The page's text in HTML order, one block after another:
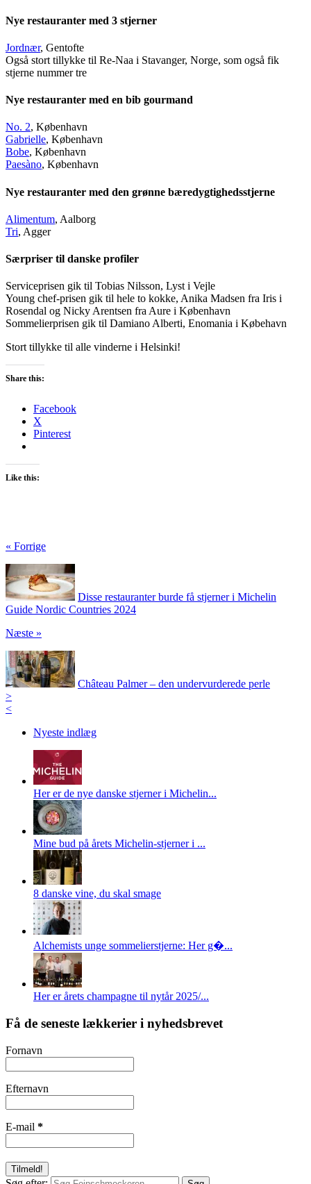
Nye restauranter med 3 stjerner
Jordnær, Gentofte
Også stort tillykke til Re-Naa i Stavanger, Norge, som også fik
stjerne nummer tre
Nye restauranter med en bib gourmand
No. 2, København
Gabrielle, København
Bobe, København
Paesàno, København
Nye restauranter med den grønne bæredygtighedsstjerne
Alimentum, Aalborg
Tri, Agger
Særpriser til danske profiler
Serviceprisen gik til Tobias Nilsson, Lyst i Vejle
Young chef-prisen gik til hele to kokke, Anika Madsen fra Iris i
Rosendal og Nicky Arentsen fra Aure i København
Sommelierprisen gik til Damiano Alberti, Enomania i Købehavn
Stort tillykke til alle vinderne i Helsinki!
Share this:
Facebook
X
Pinterest
Like this:
« Forrige
Disse restauranter burde få stjerner i Michelin
Guide Nordic Countries 2024
Næste »
Château Palmer – den undervurderede perle
>
<
Nyeste indlæg
Her er de nye danske stjerner i Michelin...
Mine bud på årets Michelin-stjerner i ...
8 danske vine, du skal smage
Alchemists unge sommelierstjerne: Her g�...
Her er årets champagne til nytår 2025/...
Få de seneste lækkerier i nyhedsbrevet
Fornavn
Efternavn
E-mail *